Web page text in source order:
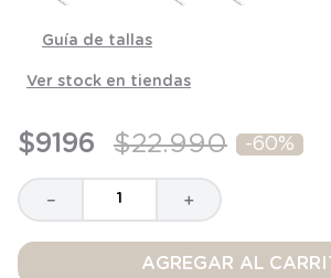
Guía de tallas
Ver stock en tiendas
$9196 $22.990 -60%
＋
－
AGREGAR AL